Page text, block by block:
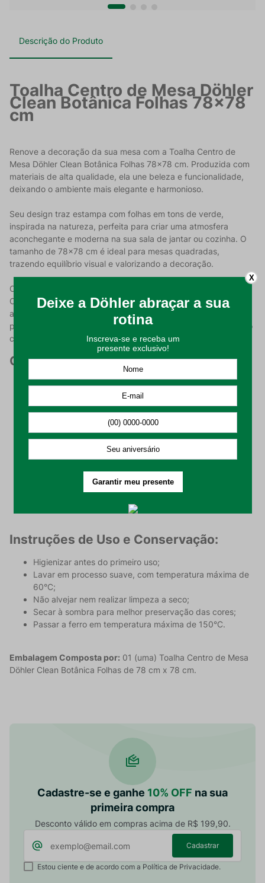
Descrição do Produto
Toalha Centro de Mesa Döhler
Clean Botânica Folhas 78x78
cm
Renove a decoração da sua mesa com a Toalha Centro de
Mesa Döhler Clean Botânica Folhas 78x78 cm. Produzida com
materiais de alta qualidade, ela une beleza e funcionalidade,
deixando o ambiente mais elegante e harmonioso.
Seu design traz estampa com folhas em tons de verde,
inspirada na natureza, perfeita para criar uma atmosfera
aconchegante e moderna na sua sala de jantar ou cozinha. O
tamanho de 78x78 cm é ideal para mesas quadradas,
trazendo equilíbrio visual e valorizando a decoração.
O grande diferencial desta toalha está na tecnologia Döhler
Clean, que forma uma camada protetora no tecido, facilitando
a limpeza e evitando manchas. Assim, você tem mais
praticidade no dia a dia sem abrir mão da beleza e do cuidado
com sua casa.
Características do Produto:
Produzida com tecnologia Döhler Clean, que facilita a
limpeza e evita manchas;
Estampa botânica com folhas em tons de verde,
inspirada na natureza;
Ideal para mesas quadradas, oferecendo um visual
moderno e elegante;
Tamanho de 78 cm x 78 cm, perfeito para uso diário ou
ocasiões especiais;
Acabamento resistente e de alta qualidade, garantindo
durabilidade.
Instruções de Uso e Conservação:
Higienizar antes do primeiro uso;
Lavar em processo suave, com temperatura máxima de
60°C;
Não alvejar nem realizar limpeza a seco;
Secar à sombra para melhor preservação das cores;
Passar a ferro em temperatura máxima de 150°C.
Embalagem Composta por: 01 (uma) Toalha Centro de Mesa
Döhler Clean Botânica Folhas de 78 cm x 78 cm.
Cadastre-se e ganhe 10% OFF na sua
primeira compra
Desconto válido em compras acima de R$ 199,90.
Cadastrar
Estou ciente e de acordo com a Política de Privacidade.
X